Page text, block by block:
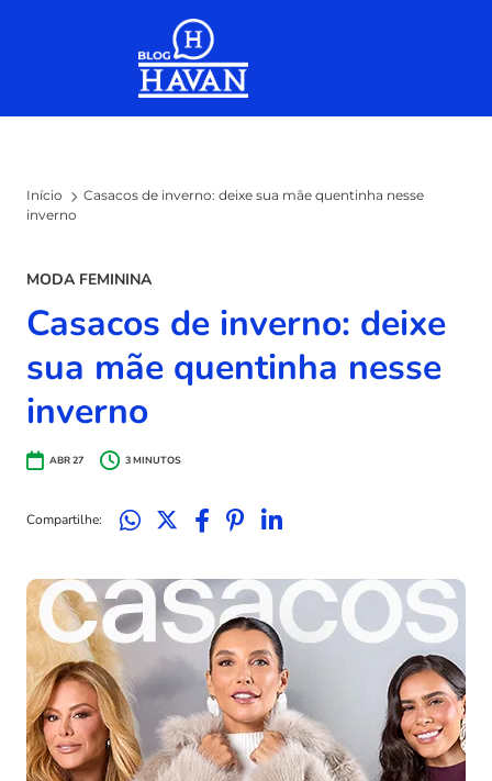
Início
Casacos de inverno: deixe sua mãe quentinha nesse
inverno
MODA FEMININA
Casacos de inverno: deixe
sua mãe quentinha nesse
inverno
ABR 27 3MINUTOS
Compartilhe: